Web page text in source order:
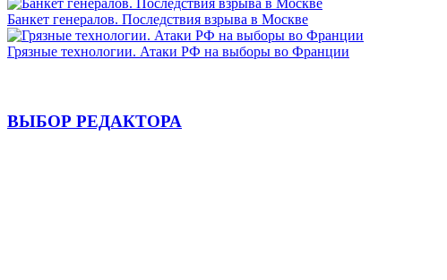
Банкет генералов. Последствия взрыва в Москве
Грязные технологии. Атаки РФ на выборы во Франции
ВЫБОР РЕДАКТОРА